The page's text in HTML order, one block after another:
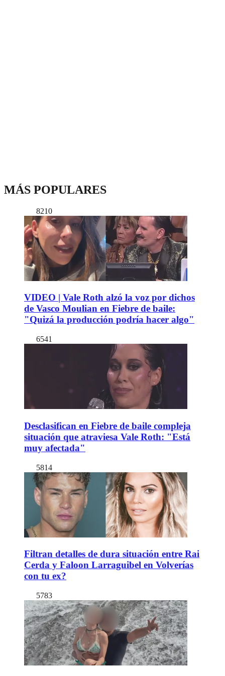
MÁS POPULARES
8210
VIDEO | Vale Roth alzó la voz por dichos
de Vasco Moulian en Fiebre de baile:
"Quizá la producción podría hacer algo"
6541
Desclasifican en Fiebre de baile compleja
situación que atraviesa Vale Roth: "Está
muy afectada"
5814
Filtran detalles de dura situación entre Rai
Cerda y Faloon Larraguibel en Volverías
con tu ex?
5783